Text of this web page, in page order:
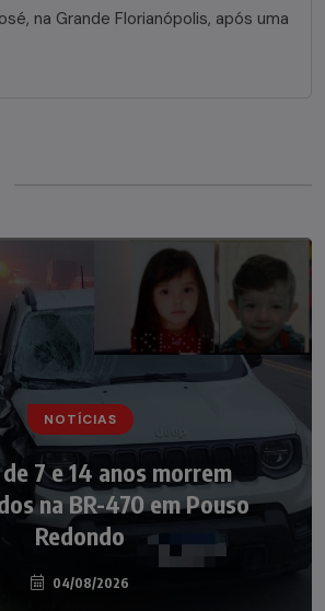
na Grande Florianópolis, após uma
NOTÍCIAS
7 e 14 anos morrem
na BR-470 em Pouso
Redondo
04/08/2026
NOTÍCIAS
leva o nome de Taió ao
Programa Silvio Santos
07/08/2026